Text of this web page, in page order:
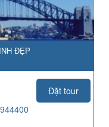
ĐẸP
Đặt tour